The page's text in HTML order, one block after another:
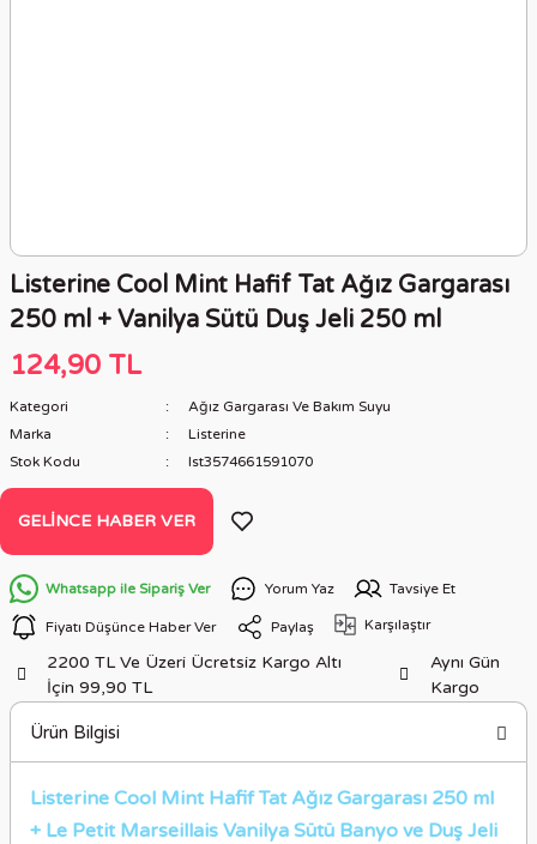
Listerine Cool Mint Hafif Tat Ağız Gargarası
250 ml + Vanilya Sütü Duş Jeli 250 ml
124,90 TL
Kategori
Ağız Gargarası Ve Bakım Suyu
Marka
Listerine
Stok Kodu
lst3574661591070
GELINCE HABER VER
Whatsapp ile Sipariş Ver Yorum Yaz Tavsiye Et
Fiyatı Düşünce Haber Ver Paylaş Karşılaştır
2200 TL Ve Üzeri Ücretsiz Kargo Altı
İçin 99,90 TL
Aynı Gün
Kargo
Ürün Bilgisi
Listerine Cool Mint Hafif Tat Ağız Gargarası 250 ml
+ Le Petit Marseillais Vanilya Sütü Banyo ve Duş Jeli